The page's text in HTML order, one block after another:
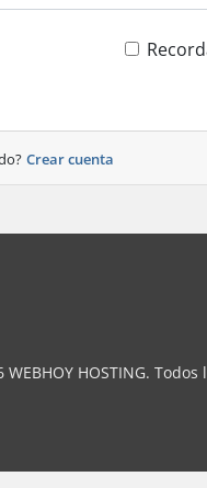
Crear cuenta
HOSTING.